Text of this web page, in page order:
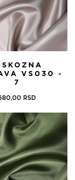
VS030 -
7
RSD